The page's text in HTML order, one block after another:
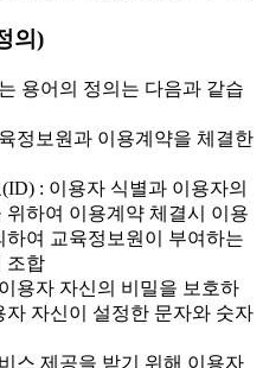
의)
용어의 정의는 다음과 같습
정보원과 이용계약을 체결한
: 이용자 식별과 이용자의
위하여 이용계약 체결시 이용
하여 교육정보원이 부여하는
조합
용자 자신의 비밀을 보호하
자 자신이 설정한 문자와 숫자
스 제공을 받기 위해 이용자